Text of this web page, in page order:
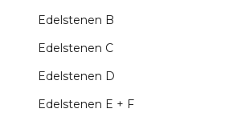
Edelstenen B
Edelstenen C
Edelstenen D
Edelstenen E + F